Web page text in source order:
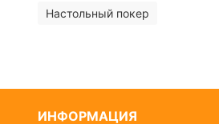
Настольный покер
ИНФОРМАЦИЯ